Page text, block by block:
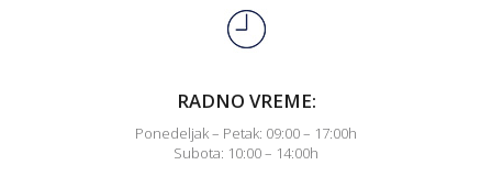
RADNO VREME:
Ponedeljak – Petak: 09:00 – 17:00h
Subota: 10:00 – 14:00h